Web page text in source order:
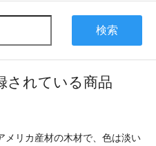
検索
されている商品
メリカ産材の木材で、色は淡い